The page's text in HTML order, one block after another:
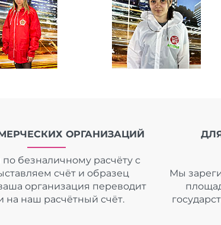
ОРГАНИЗАЦИЙ
по безналичному расчёту с
счёт и образец
организация переводит
на наш расчётный счёт.
Мы